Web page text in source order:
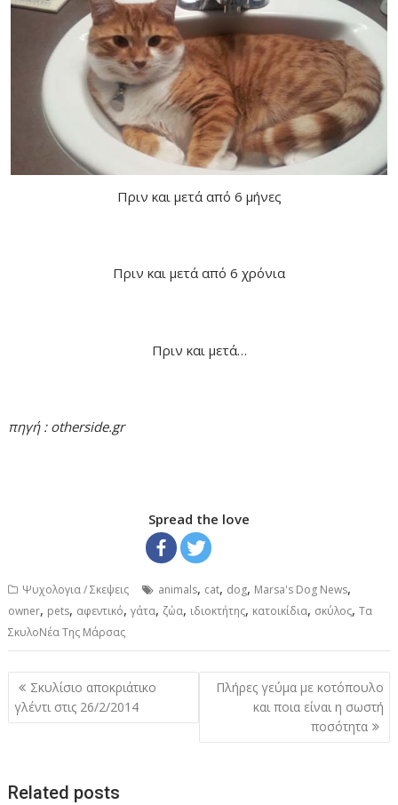
Πριν και μετά από 6 μήνες
Πριν και μετά από 6 χρόνια
Πριν και μετά…
πηγή : otherside.gr
Spread the love
Ψυχολογια / Σκεψεις animals, cat, dog, Marsa's Dog News,
owner, pets, αφεντικό,γάτα, ζώα, ιδιοκτήτης, κατοικίδια, σκύλος,Τα
ΣκυλοΝέα Της Μάρσας
Post
navigation
Σκυλίσιο αποκριάτικο
γλέντι στις 26/2/2014
Πλήρες γεύμα με κοτόπουλο
και ποια είναι η σωστή
ποσότητα
Related posts